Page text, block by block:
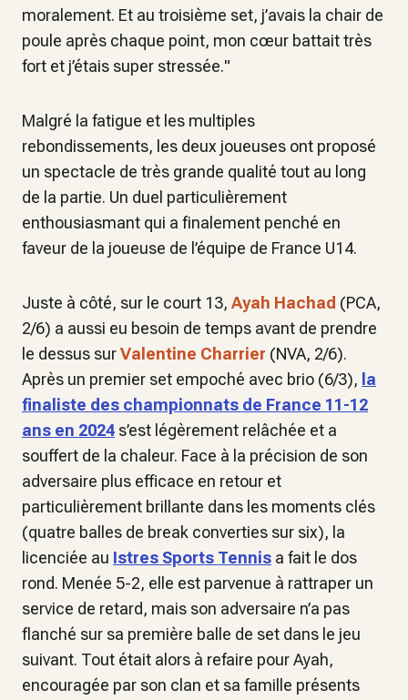
moralement. Et au troisième set, j’avais la chair de
poule après chaque point, mon cœur battait très
fort et j’étais super stressée."
Malgré la fatigue et les multiples
rebondissements, les deux joueuses ont proposé
un spectacle de très grande qualité tout au long
de la partie. Un duel particulièrement
enthousiasmant qui a finalement penché en
faveur de la joueuse de l’équipe de France U14.
Juste à côté, sur le court 13, Ayah Hachad (PCA,
2/6) a aussi eu besoin de temps avant de prendre
le dessus surValentine Charrier (NVA, 2/6).
Après un premier set empoché avec brio (6/3), la
finaliste des championnats de France 11-12
ans en 2024 s’est légèrement relâchée et a
souffert de la chaleur. Face à la précision de son
adversaire plus efficace en retour et
particulièrement brillante dans les moments clés
(quatre balles de break converties sur six), la
licenciée au Istres Sports Tennis a fait le dos
rond. Menée 5-2, elle est parvenue à rattraper un
service de retard, mais son adversaire n’a pas
flanché sur sa première balle de set dans le jeu
suivant. Tout était alors à refaire pour Ayah,
encouragée par son clan et sa famille présents